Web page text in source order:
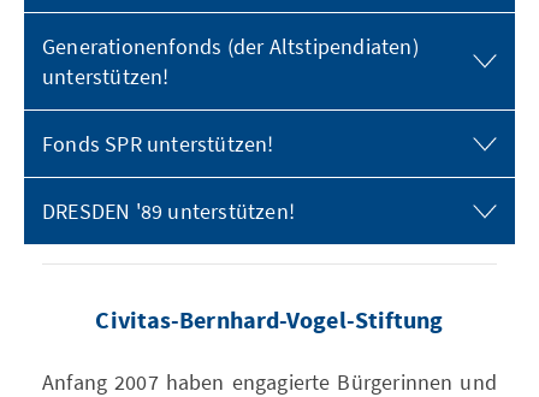
Generationenfonds (der Altstipendiaten)
unterstützen!
Fonds SPR unterstützen!
DRESDEN '89 unterstützen!
Civitas-Bernhard-Vogel-Stiftung
Anfang 2007 haben engagierte Bürgerinnen und